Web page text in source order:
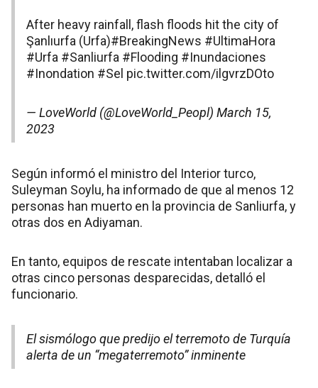
After heavy rainfall, flash floods hit the city of
Şanlıurfa (Urfa)#BreakingNews #UltimaHora
#Urfa #Sanliurfa #Flooding #Inundaciones
#Inondation #Sel pic.twitter.com/ilgvrzDOto
— LoveWorld (@LoveWorld_Peopl) March 15,
2023
Según informó el ministro del Interior turco,
Suleyman Soylu, ha informado de que al menos 12
personas han muerto en la provincia de Sanliurfa, y
otras dos en Adiyaman.
En tanto, equipos de rescate intentaban localizar a
otras cinco personas desparecidas, detalló el
funcionario.
El sismólogo que predijo el terremoto de Turquía
alerta de un “megaterremoto” inminente